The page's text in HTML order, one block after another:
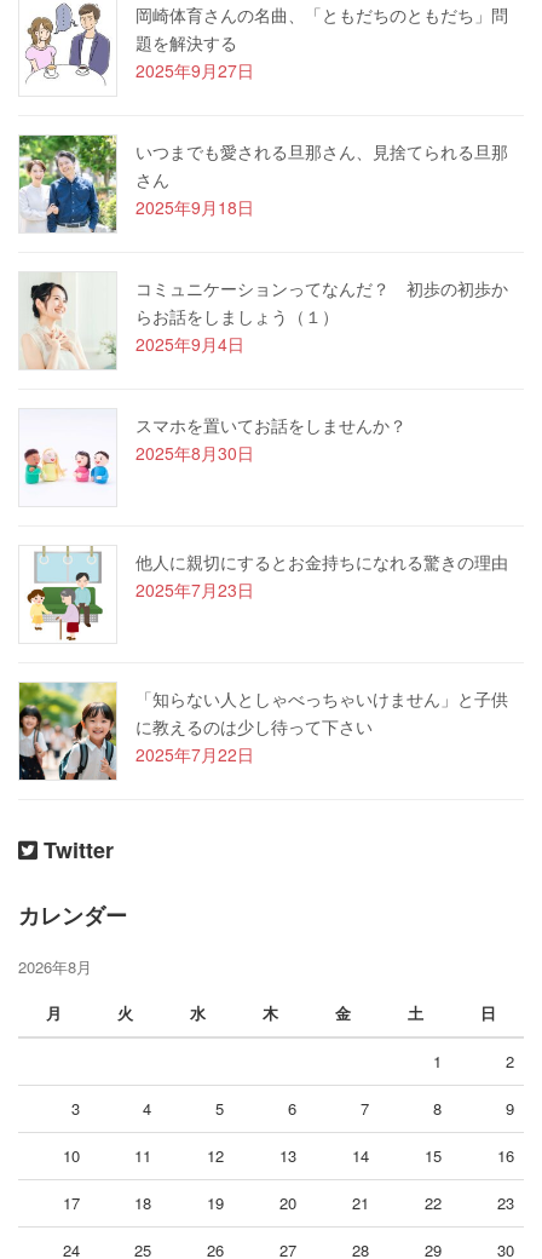
岡崎体育さんの名曲、「ともだちのともだち」問
題を解決する
2025年9月27日
いつまでも愛される旦那さん、見捨てられる旦那
さん
2025年9月18日
コミュニケーションってなんだ？ 初歩の初歩か
らお話をしましょう（１）
2025年9月4日
スマホを置いてお話をしませんか？
2025年8月30日
他人に親切にするとお金持ちになれる驚きの理由
2025年7月23日
「知らない人としゃべっちゃいけません」と子供
に教えるのは少し待って下さい
2025年7月22日
Twitter
カレンダー
2026年8月
月
火 水 木 金 土 日
1 2
3 4 5 6 7 8 9
10 11 12 13 14 15 16
17 18 19 20 21 22 23
24 25 26 27 28 29 30